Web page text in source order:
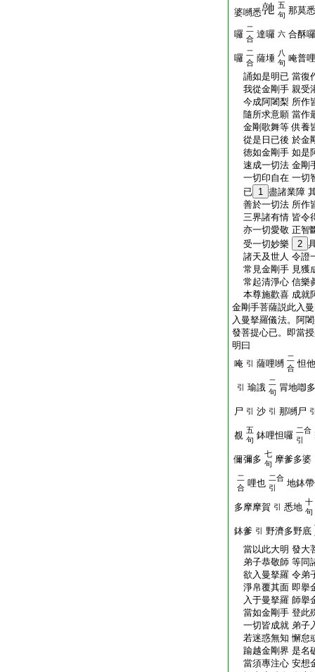
婆嚩悉
五
句 那莫
囉 二
合 達囉 六 合酥
囉 二
合 薩埵 八
句 唵普
誦如是明已 當復
我從金剛手 親受
今成阿闍梨 所作
隨所求意願 當作
金剛歌舞等 供養
從是日已後 於金
徳如金剛手 如是
速成一切法 金剛
一切印自在 一切
已 1 盡諸業障
善於一切法 所作
三界諸有情 皆令
亦一切愛敬 正智
受一切妙樂
2
諸天及世人 令證
常見金剛手 見獲
常起清淨心 信樂
本尊施歡喜 成就
金剛手菩薩説此入
入曼拏羅儀法。阿
發菩提心已。即當
明曰
唵 引 薩哩嚩 二
合 怛他
引 瑜誐 二
句 冐地喞
尸 引 沙 引 那嚩尸
覩 五
句 鉢哩怛囉 二合
引
儞彌多 七
句 摩爹多婆
二
合 哩也 二合
引
地鉢
多摩摩賀 引 悉地 十
句
鉢爹 引 野濟多野底
當以此大明 發大
弟子恭敬師 等同
欲入曼拏羅 令弟
淨帛覆其面 即擧
入于曼拏羅 師擧
當如金剛手 登此
一切皆成就 弟子
若迷惑無知 懈怠
踰越金剛界 是名
當須專注心 安想